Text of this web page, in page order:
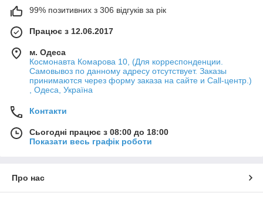
99% позитивних з 306 відгуків за рік
Працює з 12.06.2017
м. Одеса
Космонавта Комарова 10, (Для корреспонденции.
Самовывоз по данному адресу отсутствует. Заказы
принимаются через форму заказа на сайте и Call-центр.)
, Одеса, Україна
Контакти
Сьогодні працює з 08:00 до 18:00
Показати весь графік роботи
Про нас